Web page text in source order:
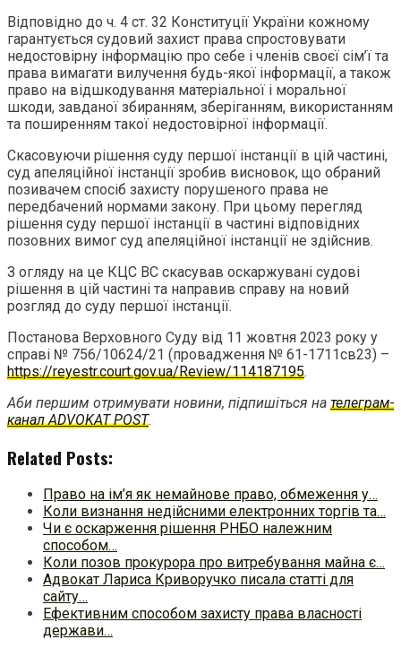
Відповідно до ч. 4 ст. 32 Конституції України кожному
гарантується судовий захист права спростовувати
недостовірну інформацію про себе і членів своєї сім’ї та
права вимагати вилучення будь-якої інформації, а також
право на відшкодування матеріальної і моральної
шкоди, завданої збиранням, зберіганням, використанням
та поширенням такої недостовірної інформації.
Скасовуючи рішення суду першої інстанції в цій частині,
суд апеляційної інстанції зробив висновок, що обраний
позивачем спосіб захисту порушеного права не
передбачений нормами закону. При цьому перегляд
рішення суду першої інстанції в частині відповідних
позовних вимог суд апеляційної інстанції не здійснив.
З огляду на це КЦС ВС скасував оскаржувані судові
рішення в цій частині та направив справу на новий
розгляд до суду першої інстанції.
Постанова Верховного Суду від 11 жовтня 2023 року у
справі № 756/10624/21 (провадження № 61-1711св23) –
https://reyestr.court.gov.ua/Review/114187195.
Аби першим отримувати новини, підпишіться на телеграм-
канал ADVOKAT POST.
Related Posts:
Право на ім’я як немайнове право, обмеження у…
Коли визнання недійсними електронних торгів та…
Чи є оскарження рішення РНБО належним
способом…
Коли позов прокурора про витребування майна є…
Адвокат Лариса Криворучко писала статті для
сайту…
Ефективним способом захисту права власності
держави…